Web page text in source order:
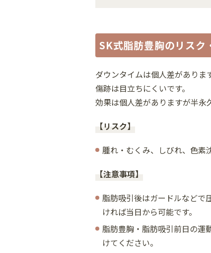
SK式脂肪豊胸のリスク
ダウンタイムは個人差がありま
傷跡は目立ちにくいです。
効果は個人差がありますが半永
【リスク】
腫れ・むくみ、しびれ、色素
【注意事項】
脂肪吸引後はガードルなどで
ければ当日から可能です。
脂肪豊胸・脂肪吸引前日の運
けてください。